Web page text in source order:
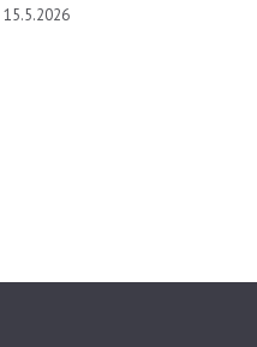
15.5.2026